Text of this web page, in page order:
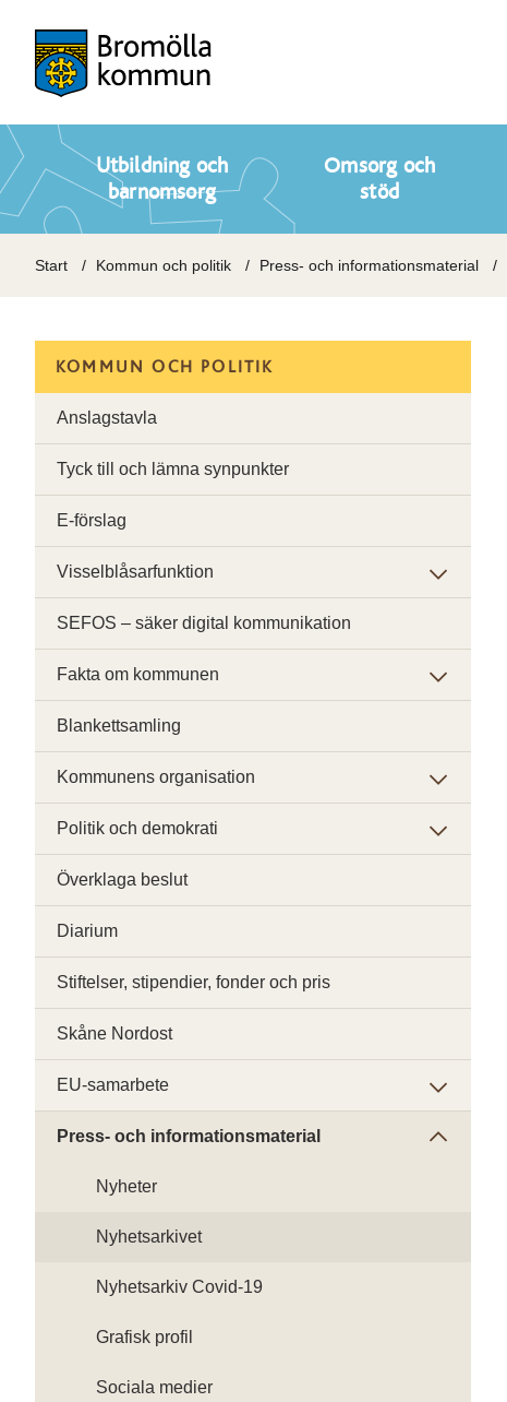
Utbildning och
barnomsorg
Omsorg och
stöd
Start Kommun och politik Press- och informationsmaterial
KOMMUN OCH POLITIK
Anslagstavla
Tyck till och lämna synpunkter
E-förslag
Visselblåsarfunktion
SEFOS – säker digital kommunikation
Fakta om kommunen
Blankettsamling
Kommunens organisation
Politik och demokrati
Överklaga beslut
Diarium
Stiftelser, stipendier, fonder och pris
Skåne Nordost
EU-samarbete
Press- och informationsmaterial
Nyheter
Nyhetsarkivet
Nyhetsarkiv Covid-19
Grafisk profil
Sociala medier